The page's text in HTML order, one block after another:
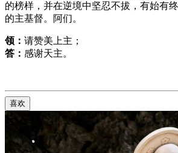
的榜样，并在逆境中坚忍不拔，有始有
的主基督。阿们。
领： 请赞美上主；
答： 感谢天主。
喜欢